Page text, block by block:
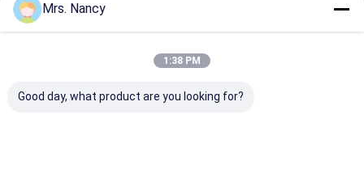
TRAPASkatrol
Mrs. Nancy
1:38 PM
Good day, what product are you looking for?